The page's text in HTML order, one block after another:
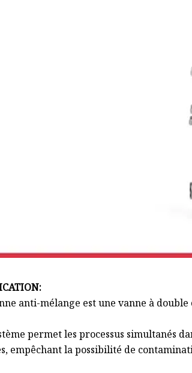
anti-mélange est une vanne à
permet les processus simultanés
empêchant la possibilité de